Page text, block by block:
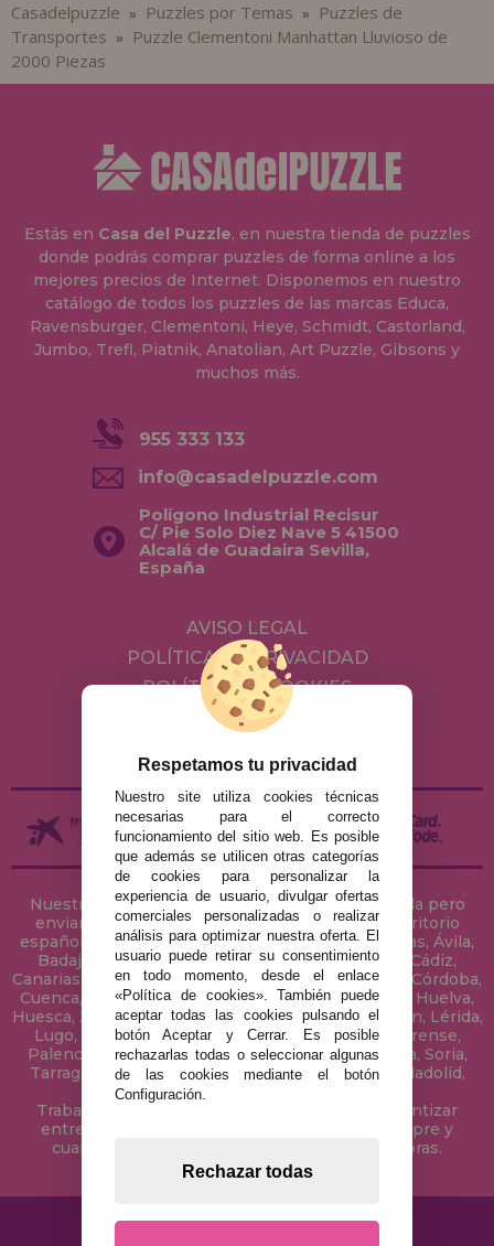
Casadelpuzzle » Puzzles por Temas »
Puzzles de
Transportes »
Puzzle Clementoni Manhattan Lluvioso de
2000 Piezas
Estás en Casa del Puzzle, en nuestra tienda de puzzles
donde podrás comprar puzzles de forma online a los
mejores precios de Internet. Disponemos en nuestro
catálogo de todos los puzzles de las marcas Educa,
Ravensburger, Clementoni, Heye, Schmidt, Castorland,
Jumbo, Trefl, Piatnik, Anatolian, Art Puzzle, Gibsons y
muchos más.
955 333 133
info@casadelpuzzle.com
Polígono Industrial Recisur
C/ Pie Solo Diez Nave 5 41500
Alcalá de Guadaira Sevilla,
España
AVISO LEGAL
POLÍTICA DE PRIVACIDAD
POLÍTICA DE COOKIES
ENVÍOS Y DEVOLUCIONES
Nuestra tienda de puzzles está ubicada en Sevilla pero
enviamos tus puzzles a cualquier ciudad del territorio
español: Álava, Albacete, Alicante, Almería, Asturias, Ávila,
Badajoz, Baleares, Barcelona, Burgos, Cáceres, Cádiz,
Canarias, Cantabria, Castellón, Ceuta, Ciudad Real, Córdoba,
Cuenca, Gerona, Granada, Guadalajara, Guipúzcoa, Huelva,
Huesca, Jaén, La Coruña, La Rioja, Las Palmas, Leon, Lérida,
Lugo, Madrid, Málaga, Melilla, Murcia, Navarra, Orense,
Palencia, Pontevedra, Salamanca, Segovia, Sevilla, Soria,
Tarragona, Tenerife, Teruel, Toledo, Valencia, Valladolid,
Vizcaya, Zamora y Zaragoza.
Trabajamos con Stocks permanentes para garantizar
entregas rápidas en territorio peninsular, siempre y
cuando el pedido se realice antes de las 18 horas.
Respetamos tu privacidad
Nuestro site utiliza cookies técnicas
necesarias para el correcto
funcionamiento del sitio web. Es posible
que además se utilicen otras categorías
de cookies para personalizar la
experiencia de usuario, divulgar ofertas
comerciales personalizadas o realizar
análisis para optimizar nuestra oferta. El
usuario puede retirar su consentimiento
en todo momento, desde el enlace
«Política de cookies». También puede
aceptar todas las cookies pulsando el
botón Aceptar y Cerrar. Es posible
rechazarlas todas o seleccionar algunas
de las cookies mediante el botón
Configuración.
Rechazar todas